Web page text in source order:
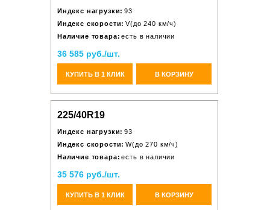
Индекс нагрузки: 93
Индекс скорости: V(до 240 км/ч)
Наличие товара: есть в наличии
36 585 руб./шт.
КУПИТЬ В 1 КЛИК В КОРЗИНУ
225/40R19
Индекс нагрузки: 93
Индекс скорости: W(до 270 км/ч)
Наличие товара: есть в наличии
35 576 руб./шт.
КУПИТЬ В 1 КЛИК В КОРЗИНУ